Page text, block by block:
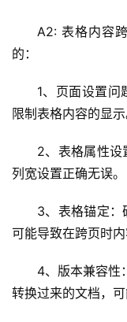
A2: 表格内容
的：
1、页面设置问
限制表格内容的显示
2、表格属性设
列宽设置正确无误。
3、表格锚定：
可能导致在跨页时内
4、版本兼容性
转换过来的文档，可